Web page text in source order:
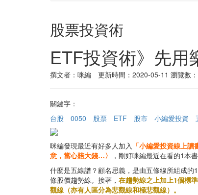
股票投資術
ETF投資術》先用
撰文者：咪編 更新時間：2020-05-11 瀏覽數
關鍵字：
台股
0050 股票 ETF 股市 小編愛投資
咪編發現最近有好多人加入 「小編愛投資線上讀
意，當心賠大錢…〉
，剛好咪編最近在看的1本書
什麼是五線譜？顧名思義，是由五條線所組成
條股價趨勢線。接著， 在趨勢線之上加上1個標
觀線（亦有人區分為悲觀線和極悲觀線）。